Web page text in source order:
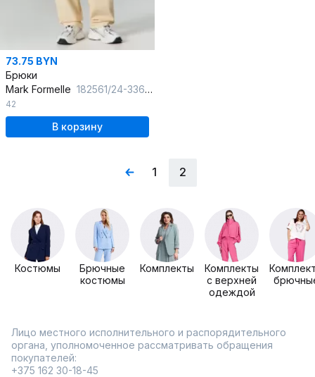
73.75 BYN
Брюки
Mark Formelle 182561/24-33687Ц-2 ваниль
42
В корзину
1 2
Костюмы
Брючные
костюмы
Комплекты
Комплекты
с верхней
одеждой
Лицо местного исполнительного и распорядительного
органа, уполномоченное рассматривать обращения
покупателей:
+375 162 30-18-45